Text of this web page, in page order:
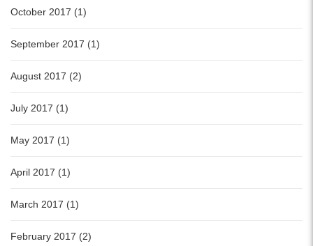
October 2017 (1)
September 2017 (1)
August 2017 (2)
July 2017 (1)
May 2017 (1)
April 2017 (1)
March 2017 (1)
February 2017 (2)